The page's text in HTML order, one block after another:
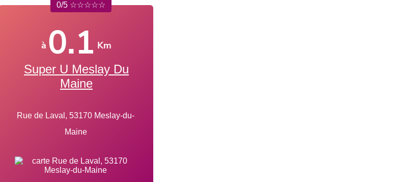
0/5 ☆☆☆☆☆
à 0.1 Km
Super U Meslay Du
Maine
Rue de Laval, 53170 Meslay-du-
Maine